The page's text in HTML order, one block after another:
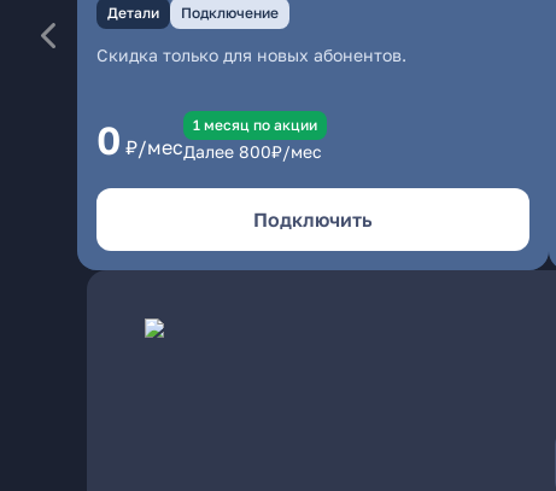
Детали Подключение
Скидка только для новых абонентов.
0 ₽/мес
1 месяц по акции
Далее 800₽/мес
Подключить